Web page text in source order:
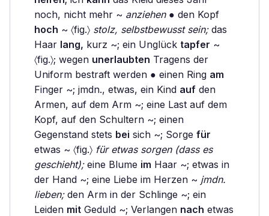
noch, nicht mehr ~ anziehen● den Kopf
hoch ~ 〈fig.〉 stolz, selbstbewusst sein;das
Haar lang, kurz ~; ein Unglück tapfer ~
〈fig.〉; wegen unerlaubten Tragens der
Uniform bestraft werden ● einen Ring am
Finger ~; jmdn., etwas, ein Kind auf den
Armen, auf dem Arm ~; eine Last auf dem
Kopf, auf den Schultern ~; einen
Gegenstand stets bei sich ~; Sorge für
etwas ~ 〈fig.〉 für etwas sorgen (dass es
geschieht);eine Blume im Haar ~; etwas in
der Hand ~; eine Liebe im Herzen ~ jmdn.
lieben;den Arm in der Schlinge ~; ein
Leiden mit Geduld ~; Verlangen nach etwas